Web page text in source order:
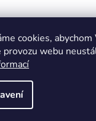
cookies,
provozu webu